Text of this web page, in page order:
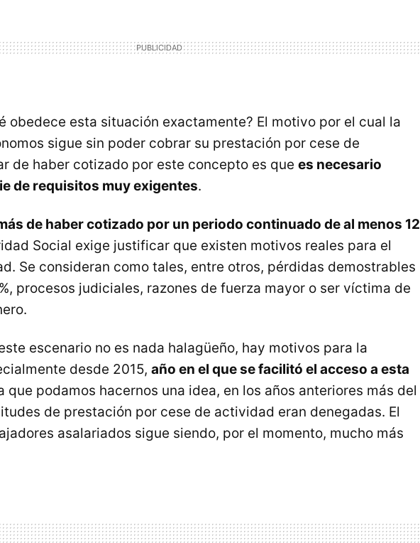
obedece esta situación exactamente? El motivo por el cual la
sigue sin poder cobrar su prestación por cese de
de haber cotizado por este concepto es que es necesario
de requisitos muy exigentes.
de haber cotizado por un periodo continuado de al menos 12
Social exige justificar que existen motivos reales para el
Se consideran como tales, entre otros, pérdidas demostrables
procesos judiciales, razones de fuerza mayor o ser víctima de
escenario no es nada halagüeño, hay motivos para la
desde 2015, año en el que se facilitó el acceso a esta
que podamos hacernos una idea, en los años anteriores más del
de prestación por cese de actividad eran denegadas. El
asalariados sigue siendo, por el momento, mucho más